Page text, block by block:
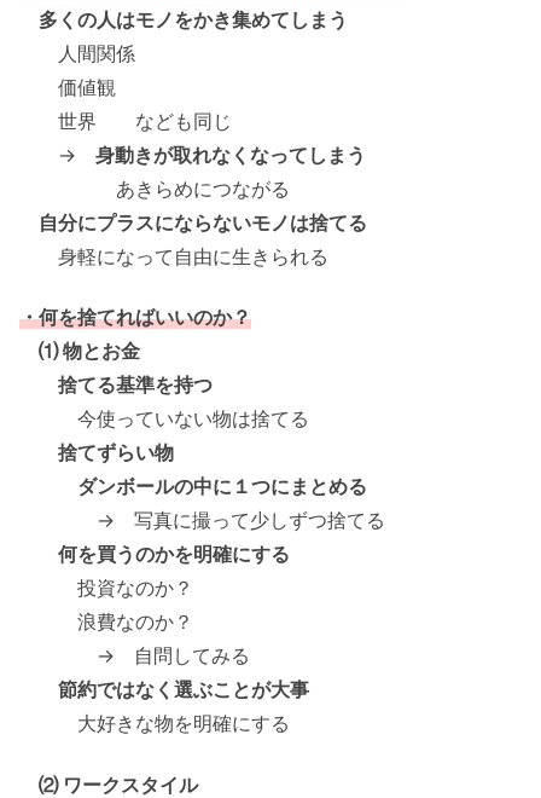
多くの人はモノをかき集めてしまう
人間関係
価値観
世界 なども同じ
→ 身動きが取れなくなってしまう
あきらめにつながる
自分にプラスにならないモノは捨てる
身軽になって自由に生きられる
・何を捨てればいいのか？
⑴ 物とお金
捨てる基準を持つ
今使っていない物は捨てる
捨てずらい物
ダンボールの中に１つにまとめる
→ 写真に撮って少しずつ捨てる
何を買うのかを明確にする
投資なのか？
浪費なのか？
→ 自問してみる
節約ではなく選ぶことが大事
大好きな物を明確にする
⑵ ワークスタイル